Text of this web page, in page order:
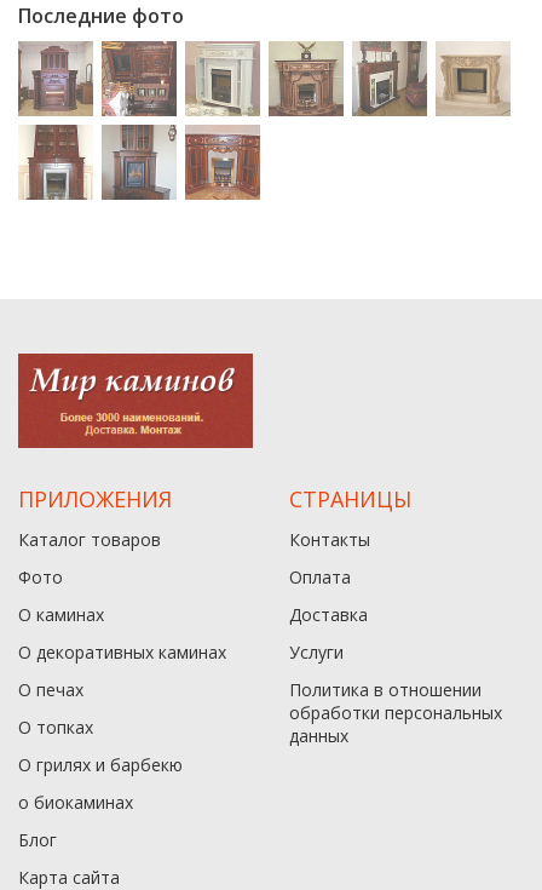
Последние фото
ПРИЛОЖЕНИЯ
Каталог товаров
Фото
О каминах
О декоративных каминах
О печах
О топках
О грилях и барбекю
о биокаминах
Блог
Карта сайта
СТРАНИЦЫ
Контакты
Оплата
Доставка
Услуги
Политика в отношении
обработки персональных
данныx